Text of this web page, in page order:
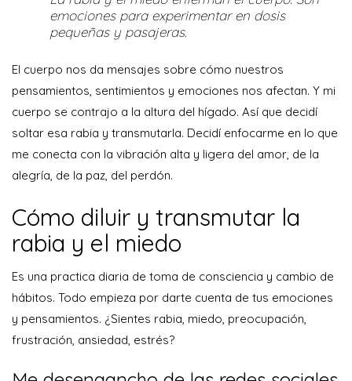
emociones para experimentar en dosis
pequeñas y pasajeras.
El cuerpo nos da mensajes sobre cómo nuestros
pensamientos, sentimientos y emociones nos afectan. Y mi
cuerpo se contrajo a la altura del hígado. Así que decidí
soltar esa rabia y transmutarla. Decidí enfocarme en lo que
me conecta con la vibración alta y ligera del amor, de la
alegría, de la paz, del perdón.
Cómo diluir y transmutar la
rabia y el miedo
Es una practica diaria de toma de consciencia y cambio de
hábitos. Todo empieza por darte cuenta de tus emociones
y pensamientos. ¿Sientes rabia, miedo, preocupación,
frustración, ansiedad, estrés?